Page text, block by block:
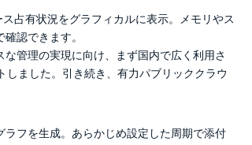
占有状況をグラフィカルに表示。メモリやス
認できます。
管理の実現に向け、まず国内で広く利用さ
しました。引き続き、有力パブリッククラウ
フを生成。あらかじめ設定した周期で添付